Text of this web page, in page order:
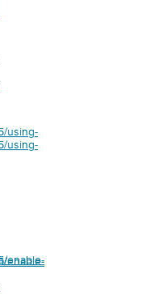
using-
using-
enable-
enable-